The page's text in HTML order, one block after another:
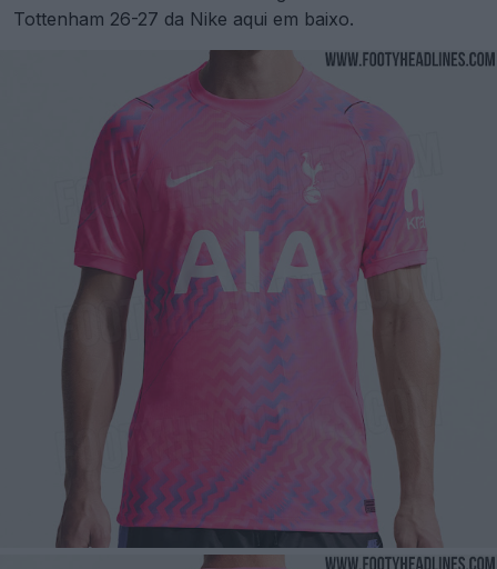
Tottenham 26-27 da Nike aqui em baixo.